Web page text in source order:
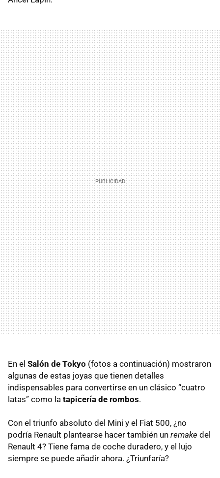
En el Salón de Tokyo (fotos a continuación) mostraron
algunas de estas joyas que tienen detalles
indispensables para convertirse en un clásico “cuatro
latas” como la tapicería de rombos.
Con el triunfo absoluto del Mini y el Fiat 500, ¿no
podría Renault plantearse hacer también un remake del
Renault 4? Tiene fama de coche duradero, y el lujo
siempre se puede añadir ahora. ¿Triunfaría?